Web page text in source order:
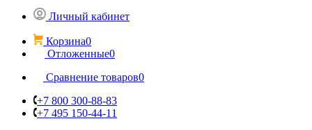
Личный кабинет
Корзина0
Отложенные0
Сравнение товаров0
+7 800 300-88-83
+7 495 150-44-11